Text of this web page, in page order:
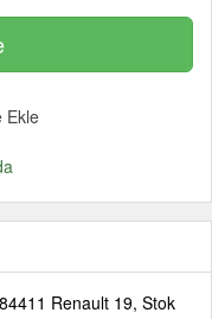
Ekle
Renault 19, Stok